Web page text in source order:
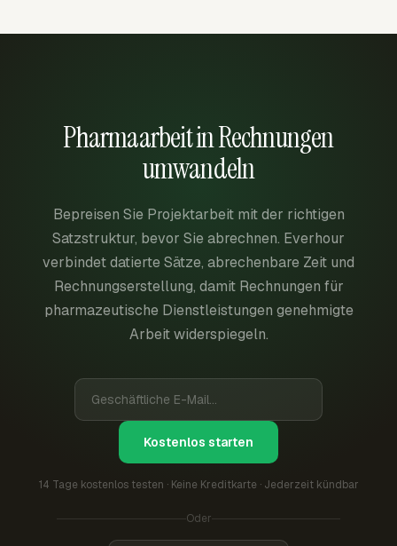
Pharmaarbeit in Rechnungen
umwandeln
Bepreisen Sie Projektarbeit mit der richtigen
Satzstruktur, bevor Sie abrechnen. Everhour
verbindet datierte Sätze, abrechenbare Zeit und
Rechnungserstellung, damit Rechnungen für
pharmazeutische Dienstleistungen genehmigte
Arbeit widerspiegeln.
Kostenlos starten
14 Tage kostenlos testen · Keine Kreditkarte · Jederzeit kündbar
Oder